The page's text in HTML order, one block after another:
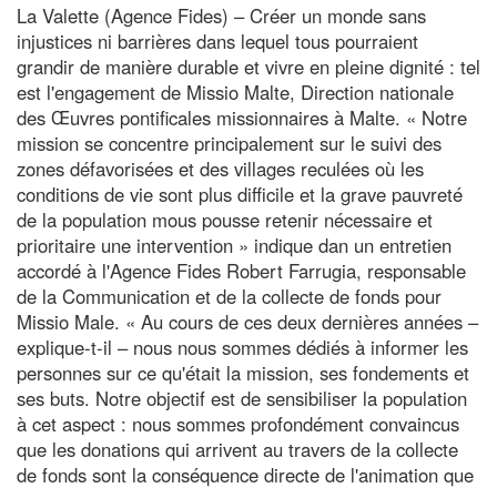
La Valette (Agence Fides) – Créer un monde sans
injustices ni barrières dans lequel tous pourraient
grandir de manière durable et vivre en pleine dignité : tel
est l'engagement de Missio Malte, Direction nationale
des Œuvres pontificales missionnaires à Malte. « Notre
mission se concentre principalement sur le suivi des
zones défavorisées et des villages reculées où les
conditions de vie sont plus difficile et la grave pauvreté
de la population mous pousse retenir nécessaire et
prioritaire une intervention » indique dan un entretien
accordé à l'Agence Fides Robert Farrugia, responsable
de la Communication et de la collecte de fonds pour
Missio Male. « Au cours de ces deux dernières années –
explique-t-il – nous nous sommes dédiés à informer les
personnes sur ce qu'était la mission, ses fondements et
ses buts. Notre objectif est de sensibiliser la population
à cet aspect : nous sommes profondément convaincus
que les donations qui arrivent au travers de la collecte
de fonds sont la conséquence directe de l'animation que